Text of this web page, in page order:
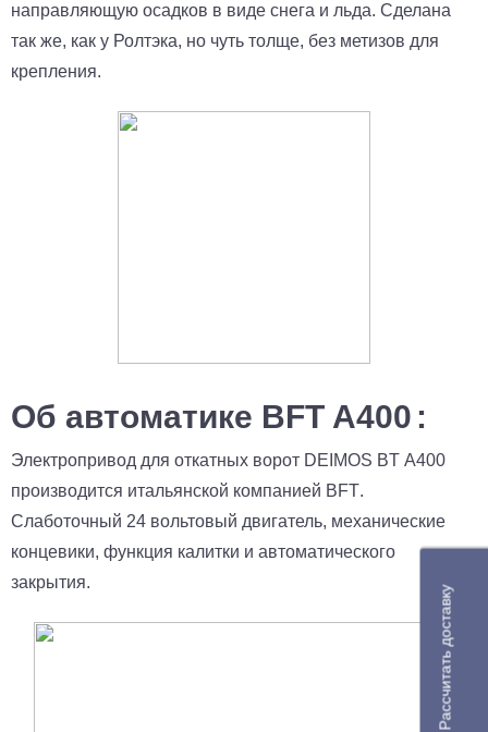
направляющую осадков в виде снега и льда. Сделана
так же, как у Ролтэка, но чуть толще, без метизов для
крепления.
Об автоматике BFT A400 :
Электропривод для откатных ворот DEIMOS BT A400
производится итальянской компанией BFT.
Cлаботочный 24 вольтовый двигатель, механические
концевики, функция калитки и автоматического
закрытия.
Рассчитать доставку